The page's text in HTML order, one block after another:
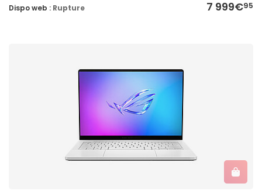
7 999€95
Dispo web : Rupture